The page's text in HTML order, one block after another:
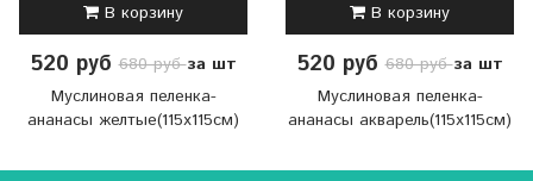
В корзину
520 руб680 рубза шт
Муслиновая пеленка-
ананасы желтые(115х115см)
В корзину
520 руб680 рубза шт
Муслиновая пеленка-
ананасы акварель(115х115см)